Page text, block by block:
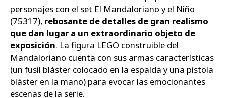
personajes con el set El Mandaloriano y el Niño
(75317), rebosante de detalles de gran realismo
que dan lugar a un extraordinario objeto de
exposición. La figura LEGO construible del
Mandaloriano cuenta con sus armas características
(un fusil bláster colocado en la espalda y una pistola
bláster en la mano) para evocar las emocionantes
escenas de la serie.